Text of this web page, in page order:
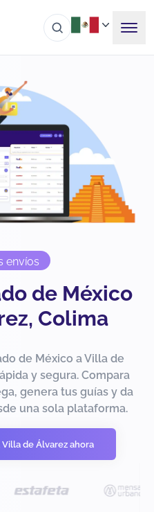
envíos
de México
Colima
de México a Villa de
y segura. Compara
genera tus guías y da
una sola plataforma.
Villa de Álvarez ahora